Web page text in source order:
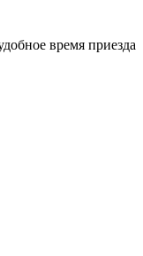
время приезда